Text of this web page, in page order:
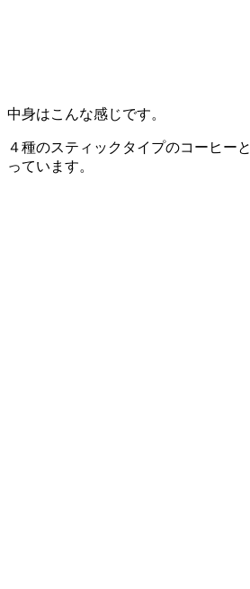
中身はこんな感じです。
４種のスティックタイプのコーヒー
っています。